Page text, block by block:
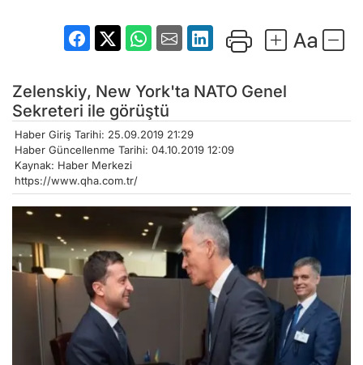
Zelenskiy, New York'ta NATO Genel
Sekreteri ile görüştü
Haber Giriş Tarihi: 25.09.2019 21:29
Haber Güncellenme Tarihi: 04.10.2019 12:09
Kaynak: Haber Merkezi
https://www.qha.com.tr/